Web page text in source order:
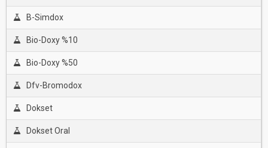
B-Simdox
Bio-Doxy %10
Bio-Doxy %50
Dfv-Bromodox
Dokset
Dokset Oral